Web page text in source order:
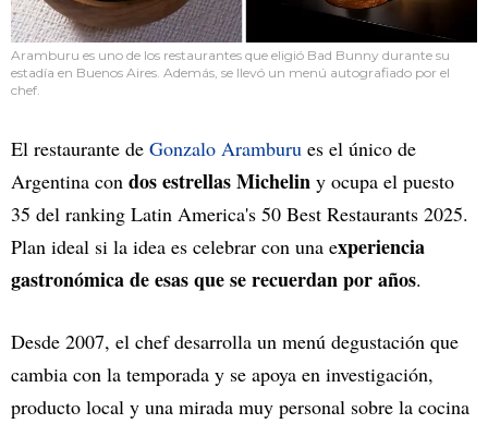
Aramburu es uno de los restaurantes que eligió Bad Bunny durante su
estadía en Buenos Aires. Además, se llevó un menú autografiado por el
chef.
El restaurante de Gonzalo Aramburu es el único de
Argentina con dos estrellas Michelin y ocupa el puesto
35 del ranking Latin America's 50 Best Restaurants 2025.
Plan ideal si la idea es celebrar con una experiencia
gastronómica de esas que se recuerdan por años.
Desde 2007, el chef desarrolla un menú degustación que
cambia con la temporada y se apoya en investigación,
producto local y una mirada muy personal sobre la cocina